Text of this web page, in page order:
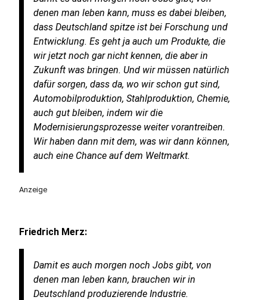
denen man leben kann, muss es dabei bleiben,
dass Deutschland spitze ist bei Forschung und
Entwicklung. Es geht ja auch um Produkte, die
wir jetzt noch gar nicht kennen, die aber in
Zukunft was bringen. Und wir müssen natürlich
dafür sorgen, dass da, wo wir schon gut sind,
Automobilproduktion, Stahlproduktion, Chemie,
auch gut bleiben, indem wir die
Modernisierungsprozesse weiter vorantreiben.
Wir haben dann mit dem, was wir dann können,
auch eine Chance auf dem Weltmarkt.
Anzeige
Friedrich Merz:
Damit es auch morgen noch Jobs gibt, von
denen man leben kann, brauchen wir in
Deutschland produzierende Industrie.